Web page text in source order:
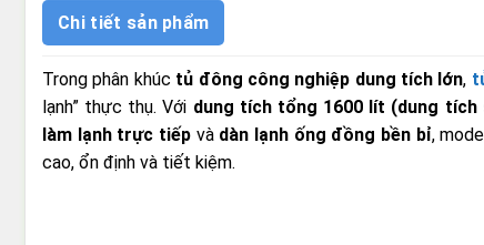
Chi tiết sản phẩm
Trong phân khúc tủ đông công nghiệp dung tích lớn,
lạnh” thực thụ. Với dung tích tổng 1600 lít (dung tích
làm lạnh trực tiếp và dàn lạnh ống đồng bền bỉ,
cao, ổn định và tiết kiệm.